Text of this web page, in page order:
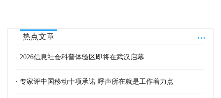
...
热点文章
· 2026信息社会科普体验区即将在武汉启幕
· 专家评中国移动十项承诺 呼声所在就是工作着力点